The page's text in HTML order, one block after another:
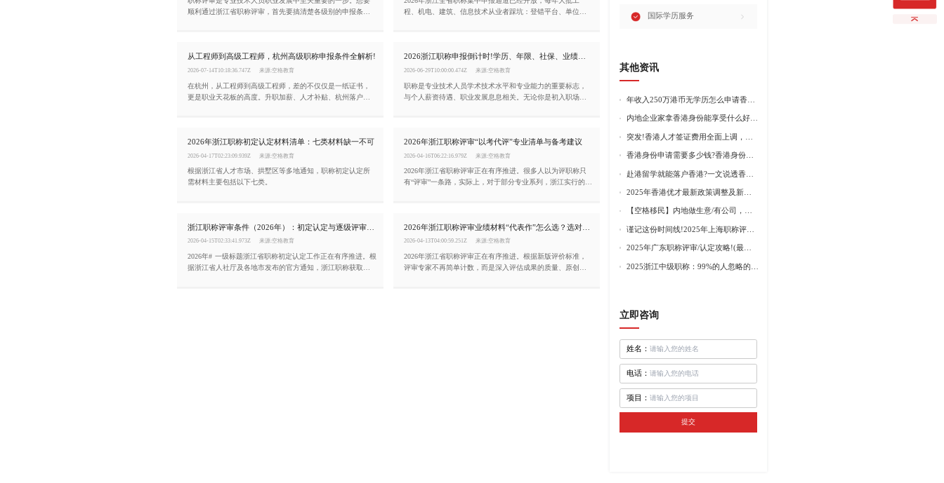
顺利通过浙江省职称评审，首先要搞清楚各级别的申报条
程、机电、建筑、信息技术从业者踩坑：登错平台、单位无
次性讲清楚。
从工程师到高级工程师，杭州高级职称申报条件全解析!
2026-07-14T10:18:36.747Z 来源:空格教育
在杭州，从工程师到高级工程师，差的不仅仅是一纸证书，
更是职业天花板的高度。升职加薪、人才补贴、杭州落户加
2026浙江职称申报倒计时!学历、年限、社保、业绩材料自查清单
2026-06-29T10:00:00.474Z 来源:空格教育
职称是专业技术人员学术技术水平和专业能力的重要标志，
与个人薪资待遇、职业发展息息相关。无论你是初入职场的
2026年浙江职称初定认定材料清单：七类材料缺一不可
2026-04-17T02:23:09.939Z 来源:空格教育
根据浙江省人才市场、拱墅区等多地通知，职称初定认定所
需材料主要包括以下七类。
2026年浙江职称评审“以考代评”专业清单与备考建议
2026-04-16T06:22:16.979Z 来源:空格教育
2026年浙江省职称评审正在有序推进。很多人以为评职称只
有“评审”一条路，实际上，对于部分专业系列，浙江实行的
浙江职称评审条件（2026年）：初定认定与逐级评审并行
2026-04-15T02:33:41.973Z 来源:空格教育
2026年# 一级标题浙江省职称初定认定工作正在有序推进。根
据浙江省人社厅及各地市发布的官方通知，浙江职称获取分
2026年浙江职称评审业绩材料“代表作”怎么选？选对了等于成功一半
2026-04-13T04:00:59.251Z 来源:空格教育
2026年浙江省职称评审正在有序推进。根据新版评价标准，
评审专家不再简单计数，而是深入评估成果的质量、原创价
国际学历服务
其他资讯
内地企业家拿香港身份能享受什么好处?哪种申请途径更适合企业家?
【空格移民】内地做生意/有公司，学历不高怎么办理香港身份?
立即咨询
姓名：
电话：
项目：
提交